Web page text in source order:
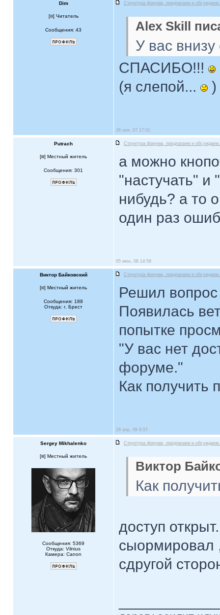
Dim Структура форума, предлагаем и обсуждаем.
[ ] Читатель
Сообщения: 43 Alex Skill
У вас
СПАСИБО!!!
(я слепой...
)
26 ноя, 07 17:01
Putrach Структура форума, предлагаем и обсуждаем.
[ ] Местный житель
Сообщения: 301
а можно
"настучать" и
нибудь? а то
один раз
05 июн, 08 14:59
Виктор Байковский Структура форума, предлагаем и обсуждаем.
[ ] Местный житель
Сообщения: 188
Откуда: г. Брест
Решил вопрос
Появилась
попытке
"У вас нет
форуме."
Как получить
29 апр, 09 9:57
Sergey Mikhalenko Структура форума, предлагаем и обсуждаем.
[ ] Местный житель
Сообщения: 5369
Откуда: Vilnius
Камера: Canon
Виктор
Как
доступ
сыормировал
сдругой